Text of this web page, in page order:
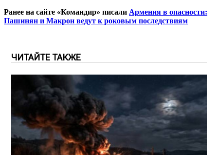
Ранее на сайте «Командир» писали Армения в опасности:
Пашинян и Макрон ведут к роковым последствиям
ЧИТАЙТЕ ТАКЖЕ